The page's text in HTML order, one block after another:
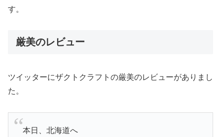
す。
厳美のレビュー
ツイッターにザクトクラフトの厳美のレビューがありまし
た。
本日、北海道へ